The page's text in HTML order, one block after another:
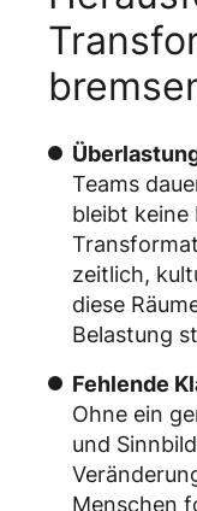
Teams
bleibt
zeitlich,
diese
Belastung
Fehlende
Ohne ein
und
Menschen